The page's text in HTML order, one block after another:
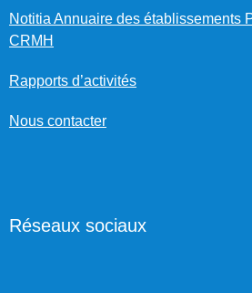
Notitia Annuaire des établissements
CRMH
Rapports d’activités
Nous contacter
Réseaux sociaux